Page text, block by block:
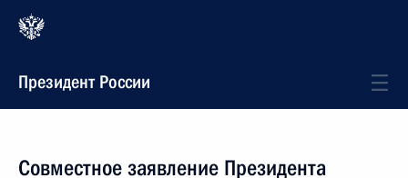
Президент России
Совместное заявление Президента